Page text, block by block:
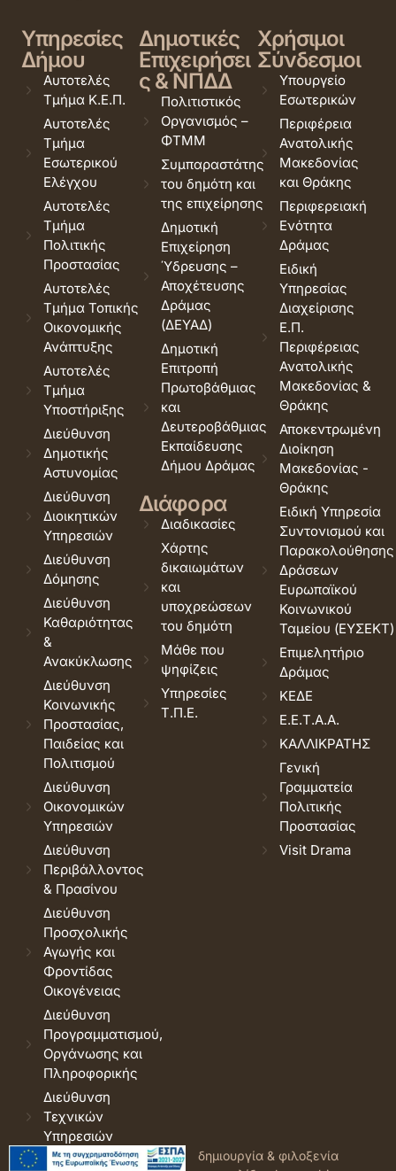
Υπηρεσίες
Δήμου
Αυτοτελές
Τμήμα Κ.Ε.Π.
Αυτοτελές
Τμήμα
Εσωτερικού
Ελέγχου
Αυτοτελές
Τμήμα
Πολιτικής
Προστασίας
Αυτοτελές
Τμήμα Τοπικής
Οικονομικής
Ανάπτυξης
Αυτοτελές
Τμήμα
Υποστήριξης
Διεύθυνση
Δημοτικής
Αστυνομίας
Διεύθυνση
Διοικητικών
Υπηρεσιών
Διεύθυνση
Δόμησης
Διεύθυνση
Καθαριότητας
&
Ανακύκλωσης
Διεύθυνση
Κοινωνικής
Προστασίας,
Παιδείας και
Πολιτισμού
Διεύθυνση
Οικονομικών
Υπηρεσιών
Διεύθυνση
Περιβάλλοντος
& Πρασίνου
Διεύθυνση
Προσχολικής
Αγωγής και
Φροντίδας
Οικογένειας
Διεύθυνση
Προγραμματισμού,
Οργάνωσης και
Πληροφορικής
Διεύθυνση
Τεχνικών
Υπηρεσιών
Δημοτικές
Επιχειρήσει
ς & ΝΠΔΔ
Πολιτιστικός
Οργανισμός –
ΦΤΜΜ
Συμπαραστάτης
του δημότη και
της επιχείρησης
Δημοτική
Επιχείρηση
Ύδρευσης –
Αποχέτευσης
Δράμας
(ΔΕΥΑΔ)
Δημοτική
Επιτροπή
Πρωτοβάθμιας
και
Δευτεροβάθμιας
Εκπαίδευσης
Δήμου Δράμας
Διάφορα
Διαδικασίες
Χάρτης
δικαιωμάτων
και
υποχρεώσεων
του δημότη
Μάθε που
ψηφίζεις
Υπηρεσίες
Τ.Π.Ε.
Χρήσιμοι
Σύνδεσμοι
Υπουργείο
Εσωτερικών
Περιφέρεια
Ανατολικής
Μακεδονίας
και Θράκης
Περιφερειακή
Ενότητα
Δράμας
Ειδική
Υπηρεσίας
Διαχείρισης
Ε.Π.
Περιφέρειας
Ανατολικής
Μακεδονίας &
Θράκης
Αποκεντρωμένη
Διοίκηση
Μακεδονίας -
Θράκης
Ειδική Υπηρεσία
Συντονισμού και
Παρακολούθησης
Δράσεων
Ευρωπαϊκού
Κοινωνικού
Ταμείου (ΕΥΣΕΚΤ)
Επιμελητήριο
Δράμας
ΚΕΔΕ
Ε.Ε.Τ.Α.Α.
ΚΑΛΛΙΚΡΑΤΗΣ
Γενική
Γραμματεία
Πολιτικής
Προστασίας
Visit Drama
© 2026 Δήμος Δράμας. Όροι
δημιουργία & φιλοξενία